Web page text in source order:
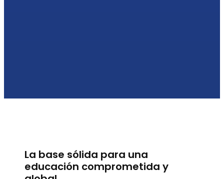
La base sólida para una
educación comprometida y